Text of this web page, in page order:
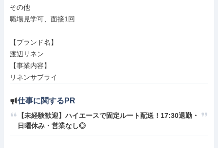
その他
職場見学可、面接1回
【ブランド名】
渡辺リネン
【事業内容】
リネンサプライ
仕事に関するPR
【未経験歓迎】ハイエースで固定ルート配送！17:30退勤・
日曜休み・営業なし◎